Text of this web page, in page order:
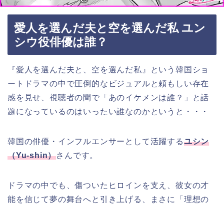
愛人を選んだ夫と空を選んだ私 ユン
シウ役俳優は誰？
『愛人を選んだ夫と、空を選んだ私』という韓国ショ
ートドラマの中で圧倒的なビジュアルと頼もしい存在
感を見せ、視聴者の間で「あのイケメンは誰？」と話
題になっているのはいったい誰なのかというと・・・
韓国の俳優・インフルエンサーとして活躍するユシン
（Yu-shin）さんです。
ドラマの中でも、傷ついたヒロインを支え、彼女の才
能を信じて夢の舞台へと引き上げる、まさに「理想の